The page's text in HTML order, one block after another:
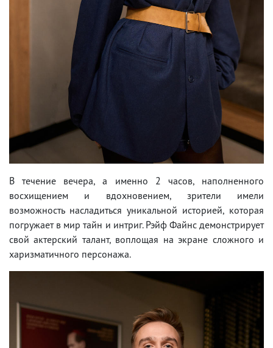
В течение вечера, а именно 2 часов, наполненного
восхищением и вдохновением, зрители имели
возможность насладиться уникальной историей, которая
погружает в мир тайн и интриг. Рэйф Файнс демонстрирует
свой актерский талант, воплощая на экране сложного и
харизматичного персонажа.